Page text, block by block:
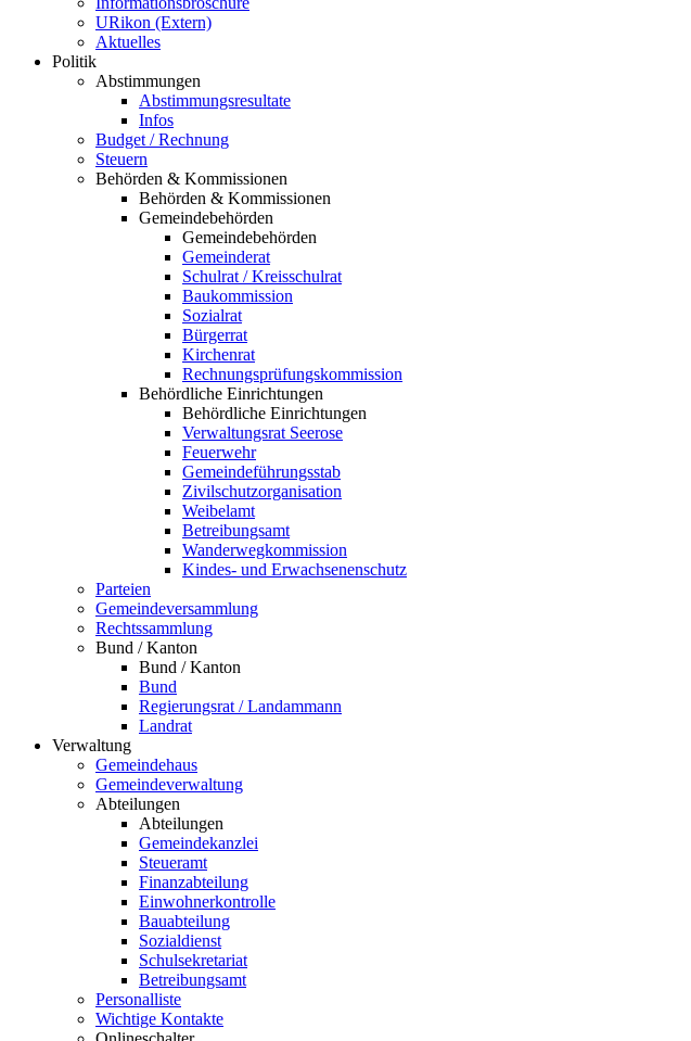
URikon (Extern)
Aktuelles
Politik
Abstimmungen
Abstimmungsresultate
Infos
Budget / Rechnung
Steuern
Behörden & Kommissionen
Behörden & Kommissionen
Gemeindebehörden
Gemeindebehörden
Gemeinderat
Schulrat / Kreisschulrat
Baukommission
Sozialrat
Bürgerrat
Kirchenrat
Rechnungsprüfungskommission
Behördliche Einrichtungen
Behördliche Einrichtungen
Verwaltungsrat Seerose
Feuerwehr
Gemeindeführungsstab
Zivilschutzorganisation
Weibelamt
Betreibungsamt
Wanderwegkommission
Kindes- und Erwachsenenschutz
Parteien
Gemeindeversammlung
Rechtssammlung
Bund / Kanton
Bund / Kanton
Bund
Regierungsrat / Landammann
Landrat
Verwaltung
Gemeindehaus
Gemeindeverwaltung
Abteilungen
Abteilungen
Gemeindekanzlei
Steueramt
Finanzabteilung
Einwohnerkontrolle
Bauabteilung
Sozialdienst
Schulsekretariat
Betreibungsamt
Personalliste
Wichtige Kontakte